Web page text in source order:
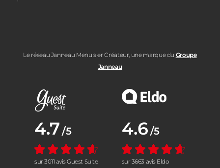
Le réseau Janneau Menuisier Créateur, une marque du Groupe
Janneau
Note moyenne :
4.7 /5
sur 3011 avis Guest Suite
Note moyenne :
4.6 /5
sur 3663 avis Eldo